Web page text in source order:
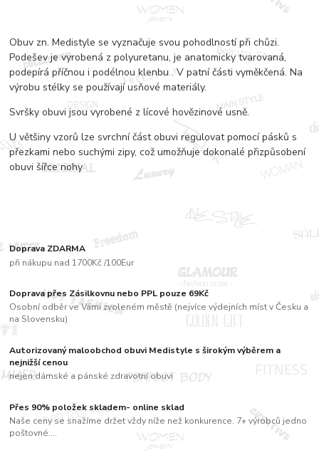
Doprava ZDARMA
při nákupu nad 1700Kč /100Eur
Doprava přes Zásilkovnu nebo PPL pouze 69Kč
Osobní odběr ve Vámi zvoleném městě (nejvíce výdejních míst v Česku a
na Slovensku)
Autorizovaný maloobchod obuvi Medistyle s širokým výběrem a
nejnižší cenou
nejen dámské a pánské zdravotní obuvi
Přes 90% položek skladem- online sklad
Naše ceny se snažíme držet vždy níže než konkurence. 7+ výrobců jedno
poštovné....
Obuv zn. Medistyle se vyznačuje svou pohodlností při chůzi.
Podešev je vyrobená z polyuretanu, je anatomicky tvarovaná,
podepírá příčnou i podélnou klenbu . V patní části vyměkčená. Na
výrobu stélky se používají usňové materiály.
Svršky obuvi jsou vyrobené z lícové hovězinové usně.
U většiny vzorů lze svrchní část obuvi regulovat pomocí pásků s
přezkami nebo suchými zipy, což umožňuje dokonalé přizpůsobení
obuvi šířce nohy